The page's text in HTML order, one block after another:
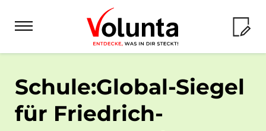
FSJ & BFD
Angebot
Schule:Global-Siegel
für Friedrich-